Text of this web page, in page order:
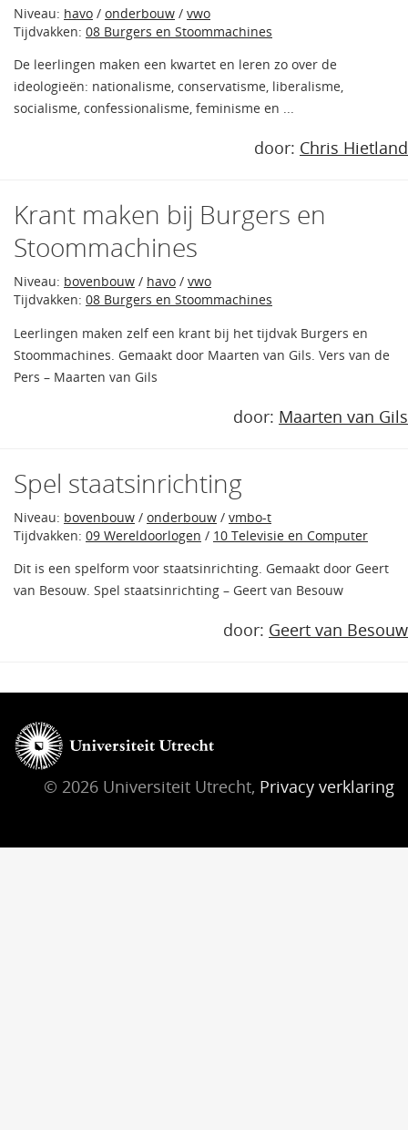
Niveau: havo / onderbouw / vwo
Tijdvakken: 08 Burgers en Stoommachines
De leerlingen maken een kwartet en leren zo over de
ideologieën: nationalisme, conservatisme, liberalisme,
socialisme, confessionalisme, feminisme en ...
door: Chris Hietland
Krant maken bij Burgers en
Stoommachines
Niveau: bovenbouw / havo / vwo
Tijdvakken: 08 Burgers en Stoommachines
Leerlingen maken zelf een krant bij het tijdvak Burgers en
Stoommachines. Gemaakt door Maarten van Gils. Vers van de
Pers – Maarten van Gils
door: Maarten van Gils
Spel staatsinrichting
Niveau: bovenbouw / onderbouw / vmbo-t
Tijdvakken: 09 Wereldoorlogen / 10 Televisie en Computer
Dit is een spelform voor staatsinrichting. Gemaakt door Geert
van Besouw. Spel staatsinrichting – Geert van Besouw
door: Geert van Besouw
© 2026 Universiteit Utrecht, Privacy verklaring